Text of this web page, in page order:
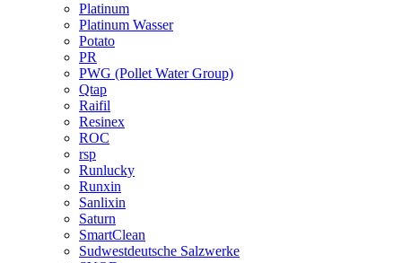
Platinum
Platinum Wasser
Potato
PR
PWG (Pollet Water Group)
Qtap
Raifil
Resinex
ROC
rsp
Runlucky
Runxin
Sanlixin
Saturn
SmartClean
Sudwestdeutsche Salzwerke